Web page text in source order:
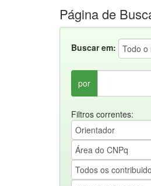
Página de
Buscar em:
por
Filtros correntes: